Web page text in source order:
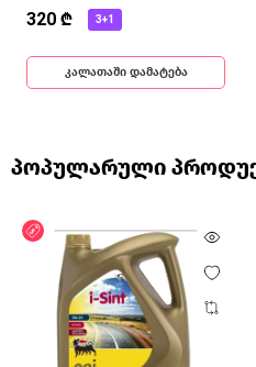
320 ₾ 3+1
კალათაში დამატება
პოპულარული
ფასდაკლება